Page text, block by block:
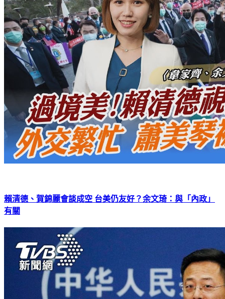
賴清德、賀錦麗會談成空 台美仍友好？余文琦：與「內政」
有關